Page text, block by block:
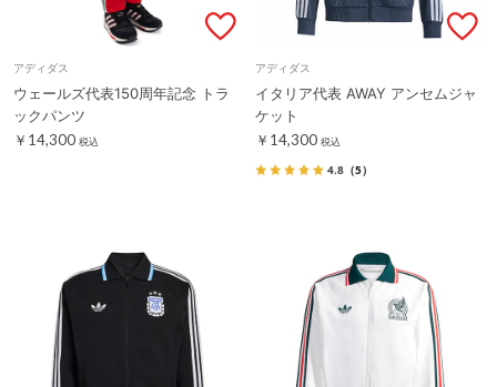
アディダス
ウェールズ代表150周年記念 トラ
ックパンツ
￥14,300 税込
アディダス
イタリア代表 AWAY アンセムジャ
ケット
￥14,300 税込
4.8 （5）